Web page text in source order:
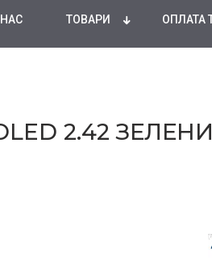
ТОВАРИ ОПЛАТА
2.42